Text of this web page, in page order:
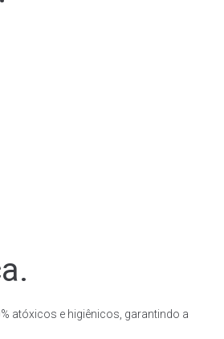
atóxicos e higiênicos, garantindo a